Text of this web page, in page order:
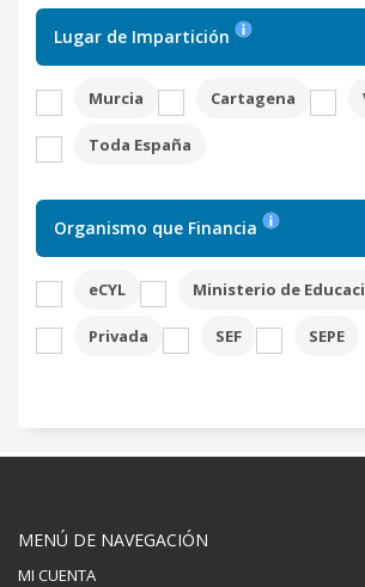
Lugar de Impartición
Murcia Cartagena
Toda España
Organismo que Financia
eCYL Ministerio de
Privada SEF SEPE
MENÚ DE NAVEGACIÓN
MI CUENTA